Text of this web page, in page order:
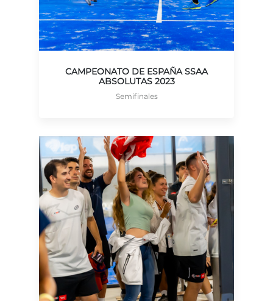
CAMPEONATO DE ESPAÑA SSAA
ABSOLUTAS 2023
Semifinales